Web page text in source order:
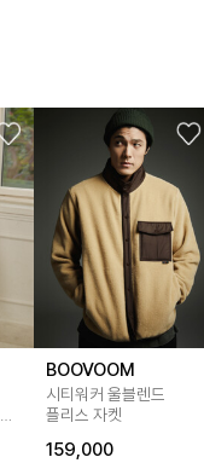
BOOVOOM
시티워커 울블렌드
플리스 자켓
159,000